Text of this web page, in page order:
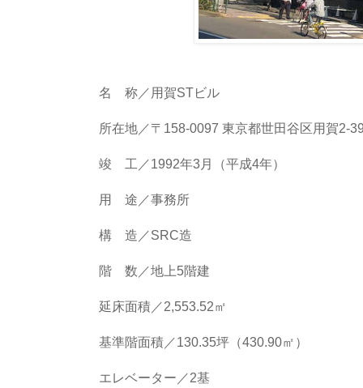
名 称／用賀STビル
所在地／〒158-0097 東京都世田谷区用賀2-
竣 工／1992年3月（平成4年）
用 途／事務所
構 造／SRC造
階 数／地上5階建
延床面積／2,553.52㎡
基準階面積／130.35坪（430.90㎡）
エレベーター／2基